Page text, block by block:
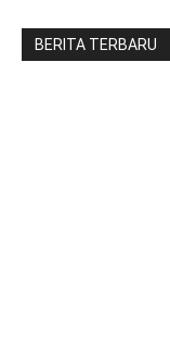
BERITA TERBARU